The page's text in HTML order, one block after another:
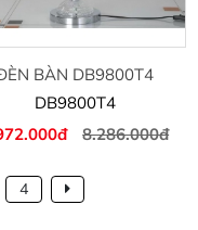
BÀN DB9800T4
DB9800T4
8.286.000đ
4